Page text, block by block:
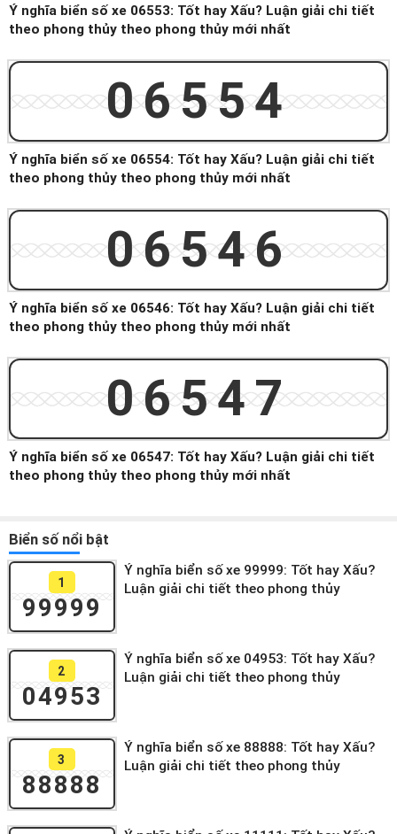
Ý nghĩa biển số xe 06553: Tốt hay Xấu? Luận giải chi tiết
theo phong thủy theo phong thủy mới nhất
06554
Ý nghĩa biển số xe 06554: Tốt hay Xấu? Luận giải chi tiết
theo phong thủy theo phong thủy mới nhất
06546
Ý nghĩa biển số xe 06546: Tốt hay Xấu? Luận giải chi tiết
theo phong thủy theo phong thủy mới nhất
06547
Ý nghĩa biển số xe 06547: Tốt hay Xấu? Luận giải chi tiết
theo phong thủy theo phong thủy mới nhất
Biển số nổi bật
1
99999
Ý nghĩa biển số xe 99999: Tốt hay Xấu?
Luận giải chi tiết theo phong thủy
2
04953
Ý nghĩa biển số xe 04953: Tốt hay Xấu?
Luận giải chi tiết theo phong thủy
3
88888
Ý nghĩa biển số xe 88888: Tốt hay Xấu?
Luận giải chi tiết theo phong thủy